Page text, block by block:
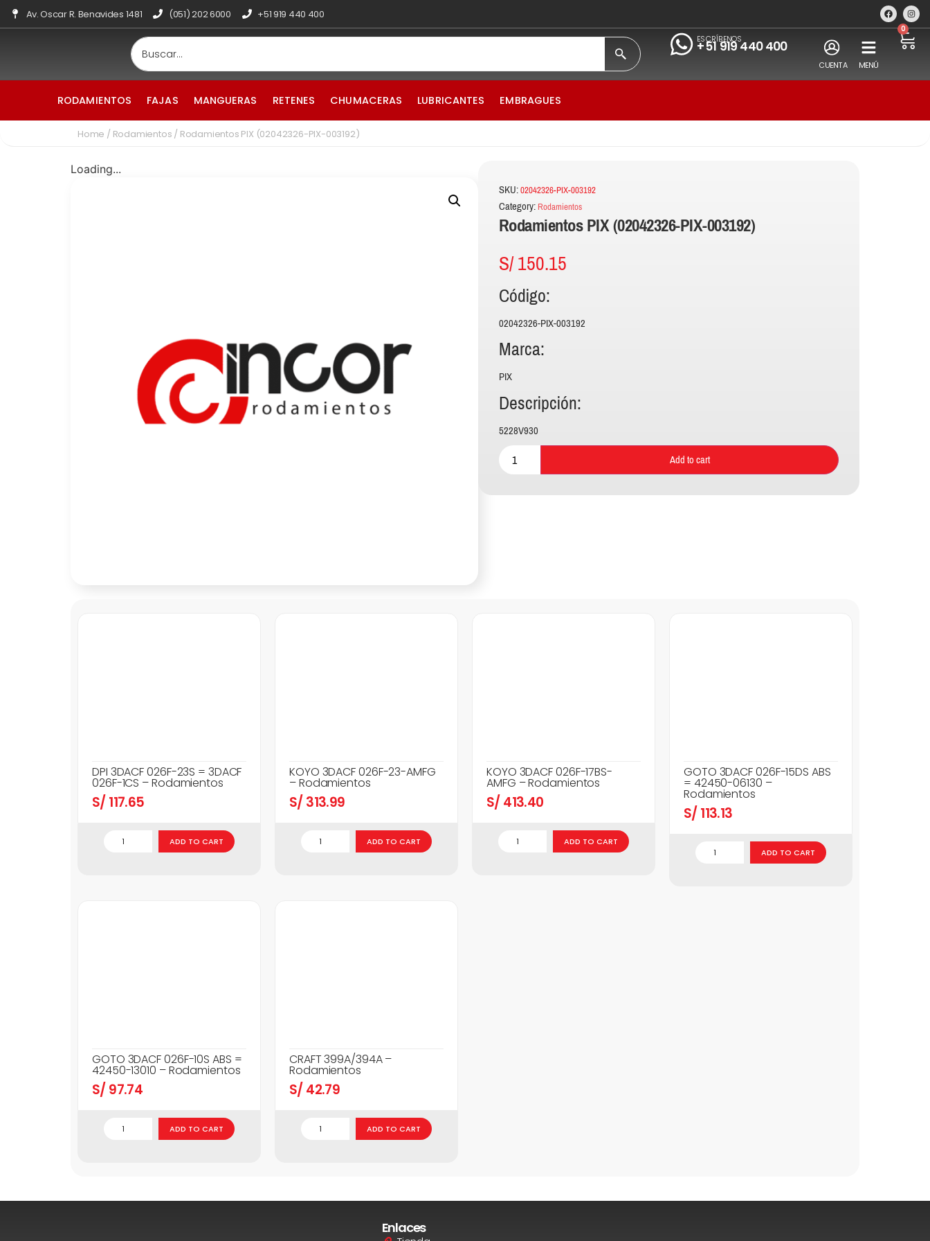
Av. Oscar R. Benavides 1481 (051) 202 6000 +51 919 440 400
ESCRÍBENOS
+51 919 440 400
CUENTA MENÚ
0
RODAMIENTOS FAJAS MANGUERAS RETENES CHUMACERAS LUBRICANTES EMBRAGUES
Home / Rodamientos / Rodamientos PIX (02042326-PIX-003192)
Loading...
SKU:02042326-PIX-003192
Category: Rodamientos
Rodamientos PIX (02042326-PIX-003192)
S/150.15
Código:
02042326-PIX-003192
Marca:
PIX
Descripción:
5228V930
Add to cart
DPI 3DACF 026F-23S = 3DACF
026F-1CS – Rodamientos
S/ 117.65
ADD TO CART
KOYO 3DACF 026F-23-AMFG
– Rodamientos
S/ 313.99
ADD TO CART
KOYO 3DACF 026F-17BS-
AMFG – Rodamientos
S/ 413.40
ADD TO CART
GOTO 3DACF 026F-15DS ABS
= 42450-06130 –
Rodamientos
S/ 113.13
ADD TO CART
GOTO 3DACF 026F-10S ABS =
42450-13010 – Rodamientos
S/ 97.74
ADD TO CART
CRAFT 399A/394A –
Rodamientos
S/ 42.79
ADD TO CART
Enlaces